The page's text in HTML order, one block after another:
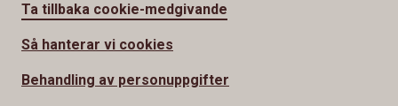
Ta tillbaka cookie-medgivande
Så hanterar vi cookies
Behandling av personuppgifter